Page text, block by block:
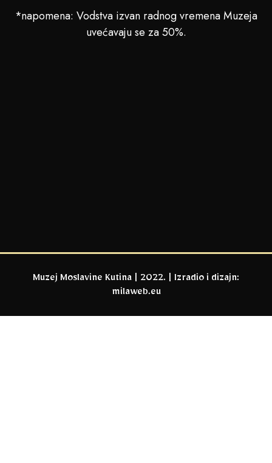
*napomena: Vodstva izvan radnog vremena Muzeja
uvećavaju se za 50%.
Muzej Moslavine Kutina | 2022. | Izradio i dizajn:
milaweb.eu